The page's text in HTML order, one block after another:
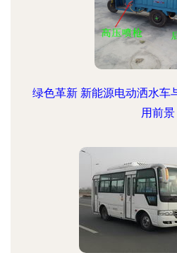
绿色革新 新能源电动洒水车
用前景